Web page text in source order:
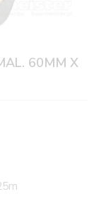
60MM X